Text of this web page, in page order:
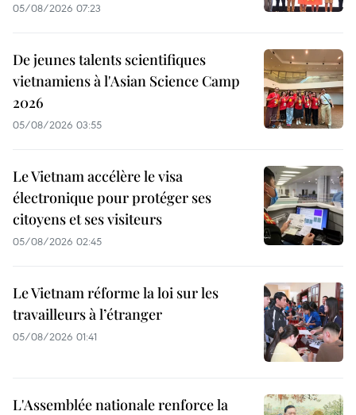
05/08/2026 07:23
De jeunes talents scientifiques
vietnamiens à l'Asian Science Camp
2026
05/08/2026 03:55
Le Vietnam accélère le visa
électronique pour protéger ses
citoyens et ses visiteurs
05/08/2026 02:45
Le Vietnam réforme la loi sur les
travailleurs à l’étranger
05/08/2026 01:41
L'Assemblée nationale renforce la